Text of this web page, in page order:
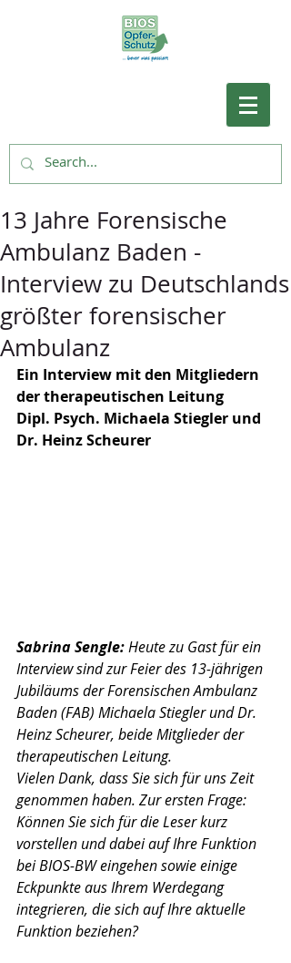
13 Jahre Forensische
Ambulanz Baden -
Interview zu Deutschlands
größter forensischer
Ambulanz
Ein Interview mit den Mitgliedern
der therapeutischen Leitung
Dipl. Psych. Michaela Stiegler und
Dr. Heinz Scheurer
Sabrina Sengle:Heute zu Gast für ein
Interview sind zur Feier des 13-jährigen
Jubiläums der Forensischen Ambulanz
Baden (FAB) Michaela Stiegler und Dr.
Heinz Scheurer, beide Mitglieder der
therapeutischen Leitung.
Vielen Dank, dass Sie sich für uns Zeit
genommen haben. Zur ersten Frage:
Können Sie sich für die Leser kurz
vorstellen und dabei auf Ihre Funktion
bei BIOS-BW eingehen sowie einige
Eckpunkte aus Ihrem Werdegang
integrieren, die sich auf Ihre aktuelle
Funktion beziehen?